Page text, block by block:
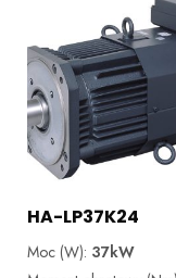
HA-LP37K24
Moc (W): 37kW